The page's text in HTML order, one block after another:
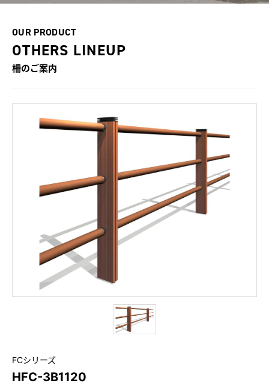
OUR PRODUCT
OTHERS LINEUP
柵のご案内
FCシリーズ
HFC-3B1120